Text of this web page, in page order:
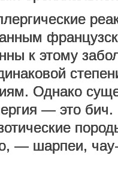
к этому
Однако
— это
— шарпеи, чау-